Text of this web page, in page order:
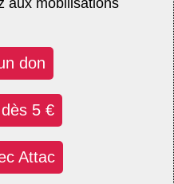
don
dès 5 €
Attac